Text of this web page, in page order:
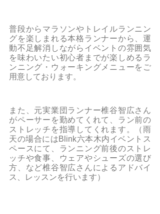
普段からマラソンやトレイルランニン
グを楽しまれる本格ランナーから、運
動不足解消しながらイベントの雰囲気
を味わいたい初心者までが楽しめるラ
ンニング・ウォーキングメニューをご
用意しております。
また、元実業団ランナー椎谷智広さん
がペーサーを勤めてくれて、ラン前の
ストレッチを指導してくれます。（雨
天の場合にはBlink六本木内イベントス
ペースにて、ランニング前後のストレ
ッチや食事、ウェアやシューズの選び
方、など椎谷智広さんによるアドバイ
ス、レッスンを行います）